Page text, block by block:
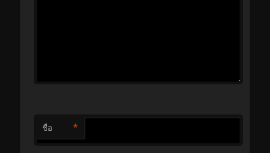
ชื่อ *